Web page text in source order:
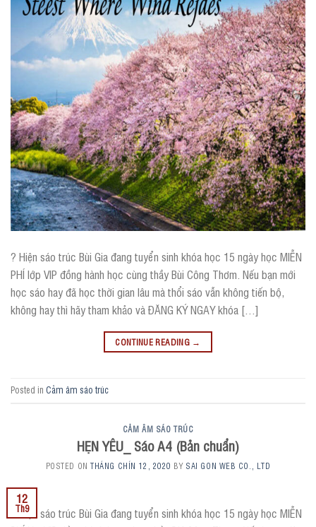
? Hiện sáo trúc Bùi Gia đang tuyển sinh khóa học 15 ngày học MIỄN
PHÍ lớp VIP đồng hành học cùng thầy Bùi Công Thơm. Nếu bạn mới
học sáo hay đã học thời gian lâu mà thổi sáo vẫn không tiến bộ,
không hay thì hãy tham khảo và ĐĂNG KÝ NGAY khóa […]
CONTINUE READING →
Posted in Cảm âm sáo trúc
CẢM ÂM SÁO TRÚC
HẸN YÊU_ Sáo A4 (Bản chuẩn)
POSTED ONTHÁNG CHÍN 12, 2020 BY SAI GON WEB CO., LTD
12
Th9
? Hiện sáo trúc Bùi Gia đang tuyển sinh khóa học 15 ngày học MIỄN